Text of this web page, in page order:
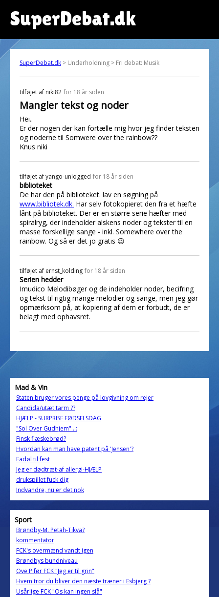
SuperDebat.dk
SuperDebat.dk > Underholdning > Fri debat: Musik
tilføjet af niki82 for 18 år siden
Mangler tekst og noder
Hei..
Er der nogen der kan fortælle mig hvor jeg finder teksten
og noderne til Somwere over the rainbow??
Knus niki
tilføjet afyango-unlogged for 18 år siden
biblioteket
De har den på biblioteket. lav en søgning på
www.bibliotek.dk. Har selv fotokopieret den fra et hæfte
lånt på biblioteket. Der er en større serie hæfter med
spiralryg, der indeholder alskens noder og tekster til en
masse forskellige sange - inkl. Somewhere over the
rainbow. Og så er det jo gratis 😉
tilføjet af ernst_kolding for 18 år siden
Serien hedder
Imudico Melodibøger og de indeholder noder, becifring
og tekst til rigtig mange melodier og sange, men jeg gør
opmærksom på, at kopiering af dem er forbudt, de er
belagt med ophavsret.
Mad & Vin
Staten bruger vores penge på lovgivning om rejer
Candida/utæt tarm ??
HJÆLP - SURPRISE FØDSELSDAG
"Sol Over Gudhjem" ..:
Finsk flæskebrød?
Hvordan kan man have patent på 'Jensen'?
Fadøl til fest
Jeg er dødtræt-af allergi-HJÆLP
drukspillet fuck dig
Indvandre, nu er det nok
Sport
Brøndby-M. Petah-Tikva?
kommentator
FCK's overmænd vandt igen
Brøndbys bundniveau
Ove P før FCK "Jeg er til grin"
Hvem tror du bliver den næste træner i Esbjerg ?
Usårlige FCK "Os kan ingen slå"